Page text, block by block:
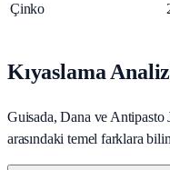
Çinko
Kıyaslama
Guisada, Dana ve Antipasto
arasındaki temel farklara